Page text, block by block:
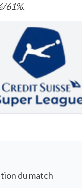
61%.
du match